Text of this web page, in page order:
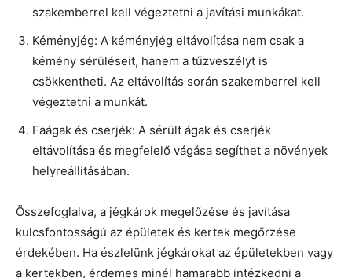
szakemberrel kell végeztetni a javítási munkákat.
Kéményjég: A kéményjég eltávolítása nem csak a
kémény sérüléseit, hanem a tűzveszélyt is
csökkentheti. Az eltávolítás során szakemberrel kell
végeztetni a munkát.
Faágak és cserjék: A sérült ágak és cserjék
eltávolítása és megfelelő vágása segíthet a növények
helyreállításában.
Összefoglalva, a jégkárok megelőzése és javítása
kulcsfontosságú az épületek és kertek megőrzése
érdekében. Ha észlelünk jégkárokat az épületekben vagy
a kertekben, érdemes minél hamarabb intézkedni a